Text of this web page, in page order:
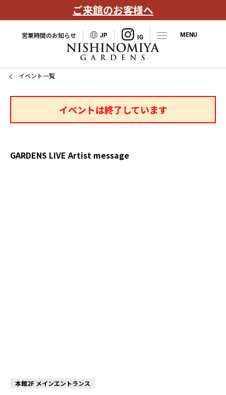
ご来館のお客様へ
営業時間のお知らせ JP
イベント一覧
イベントは終了しています
GARDENS LIVE Artist message
本館2F メインエントランス